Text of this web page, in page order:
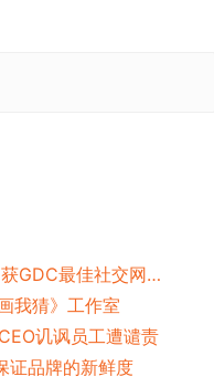
Draw Something 获GDC最佳社交网游奖
我猜》工作室
讥讽员工遭谴责
证品牌的新鲜度